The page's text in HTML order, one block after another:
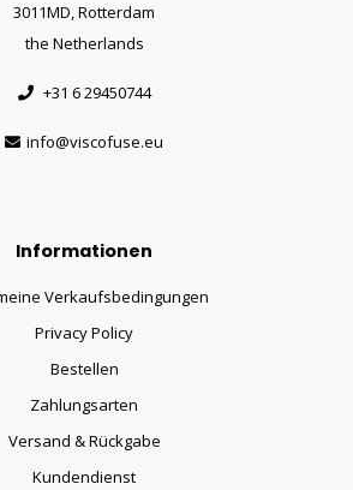
3011MD, Rotterdam
the Netherlands
+31 6 29450744
info@viscofuse.eu
Informationen
Verkaufsbedingungen
Privacy Policy
Bestellen
Zahlungsarten
Versand & Rückgabe
Kundendienst